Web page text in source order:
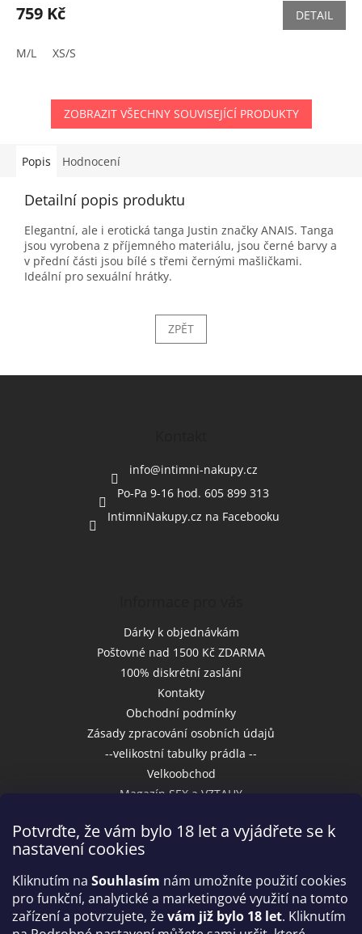
Potvrďte, že vám bylo 18 let a vyjádřete se k
nastavení cookies
Kliknutím na Souhlasím nám umožníte použití cookies
pro funkční, analytické a marketingové využití na tomto
zařízení a potvrzujete, ževám již bylo 18 let. Kliknutím
759 Kč DETAIL
M/L XS/S
ZOBRAZIT VŠECHNY SOUVISEJÍCÍ PRODUKTY
Popis Hodnocení
Detailní popis produktu
Elegantní, ale i erotická tanga Justin značky ANAIS. Tanga
jsou vyrobena z příjemného materiálu, jsou černé barvy a
v přední části jsou bílé s třemi černými mašličkami.
Ideální pro sexuální hrátky.
ZPĚT
info@intimni-nakupy.cz
Po-Pa 9-16 hod. 605 899 313
IntimniNakupy.cz na Facebooku
Dárky k objednávkám
Poštovné nad 1500 Kč ZDARMA
100% diskrétní zaslání
Kontakty
Obchodní podmínky
Zásady zpracování osobních údajů
--velikostní tabulky prádla --
Velkoobchod
Magazín SEX a VZTAHY
Přijímáme online platby